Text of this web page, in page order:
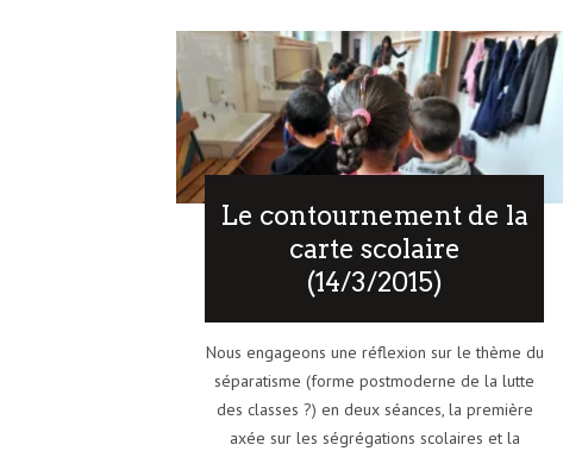
Le contournement de la
carte scolaire
(14/3/2015)
Nous engageons une réflexion sur le thème du
séparatisme (forme postmoderne de la lutte
des classes ?) en deux séances, la première
axée sur les ségrégations scolaires et la